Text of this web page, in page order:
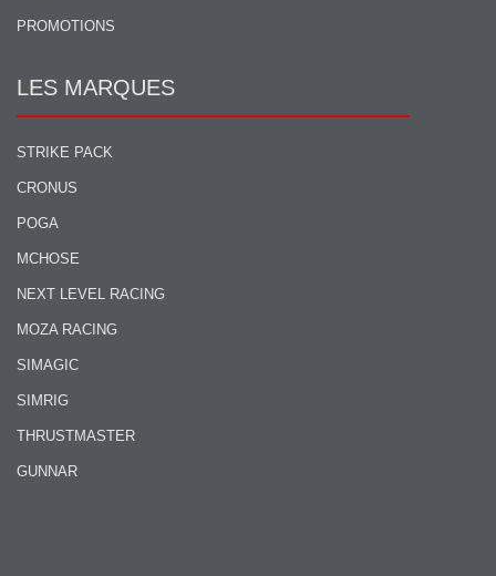
PROMOTIONS
LES MARQUES
STRIKE PACK
CRONUS
POGA
MCHOSE
NEXT LEVEL RACING
MOZA RACING
SIMAGIC
SIMRIG
THRUSTMASTER
GUNNAR